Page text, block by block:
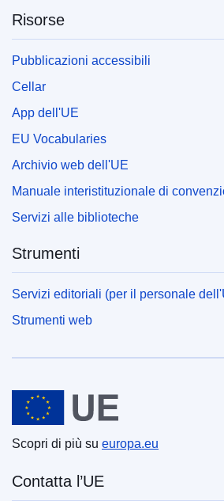
Risorse
Pubblicazioni accessibili
Cellar
App dell'UE
EU Vocabularies
Archivio web dell'UE
Manuale interistituzionale di
Servizi alle biblioteche
Strumenti
Servizi editoriali (per il personale
Strumenti web
Unione europea
Scopri di più su europa.eu
Contatta l’UE